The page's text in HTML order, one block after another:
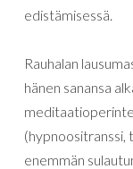
edistämisessä.
Rauhalan l
hänen sanansa
enemmän